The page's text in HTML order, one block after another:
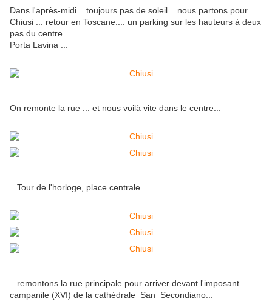
Dans l'après-midi... toujours pas de soleil... nous partons pour
Chiusi ... retour en Toscane.... un parking sur les hauteurs à deux
pas du centre...
Porta Lavina ...
On remonte la rue ... et nous voilà vite dans le centre...
...Tour de l'horloge, place centrale...
...remontons la rue principale pour arriver devant l'imposant
campanile (XVI) de la cathédrale San Secondiano...